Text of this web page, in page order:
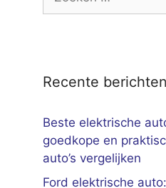
Recente berichten
Beste elektrische
goedkope en
auto’s vergelijken
Ford elektrische